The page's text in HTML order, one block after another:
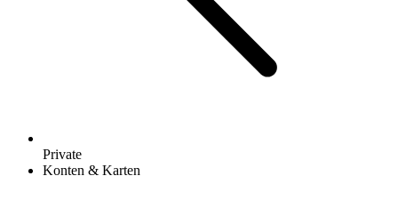
Private
Konten & Karten